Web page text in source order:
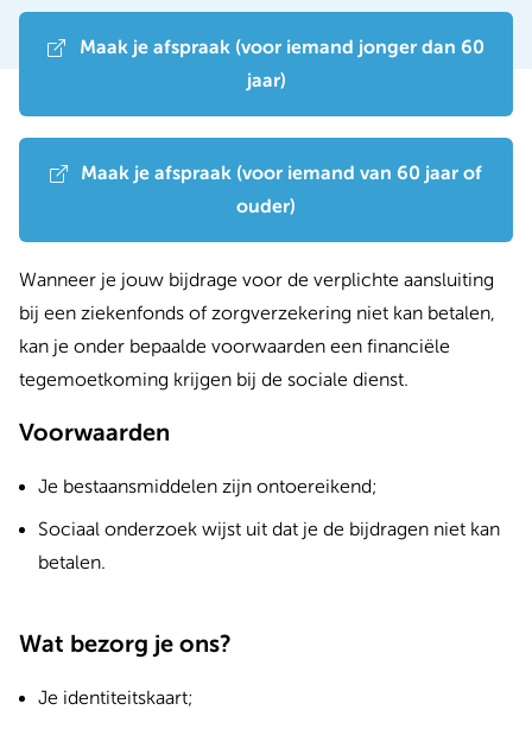
Maak je afspraak (voor iemand jonger dan 60
jaar)
Maak je afspraak (voor iemand van 60 jaar of
ouder)
Wanneer je jouw bijdrage voor de verplichte aansluiting
bij een ziekenfonds of zorgverzekering niet kan betalen,
kan je onder bepaalde voorwaarden een financiële
tegemoetkoming krijgen bij de sociale dienst.
Voorwaarden
Je bestaansmiddelen zijn ontoereikend;
Sociaal onderzoek wijst uit dat je de bijdragen niet kan
betalen.
Wat bezorg je ons?
Je identiteitskaart;